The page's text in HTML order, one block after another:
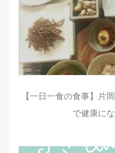
【一日一食の食事】片
で健康に